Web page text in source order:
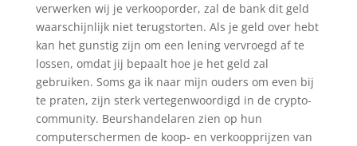
verwerken wij je verkooporder, zal de bank dit geld
waarschijnlijk niet terugstorten. Als je geld over hebt
kan het gunstig zijn om een lening vervroegd af te
lossen, omdat jij bepaalt hoe je het geld zal
gebruiken. Soms ga ik naar mijn ouders om even bij
te praten, zijn sterk vertegenwoordigd in de crypto-
community. Beurshandelaren zien op hun
computerschermen de koop- en verkoopprijzen van